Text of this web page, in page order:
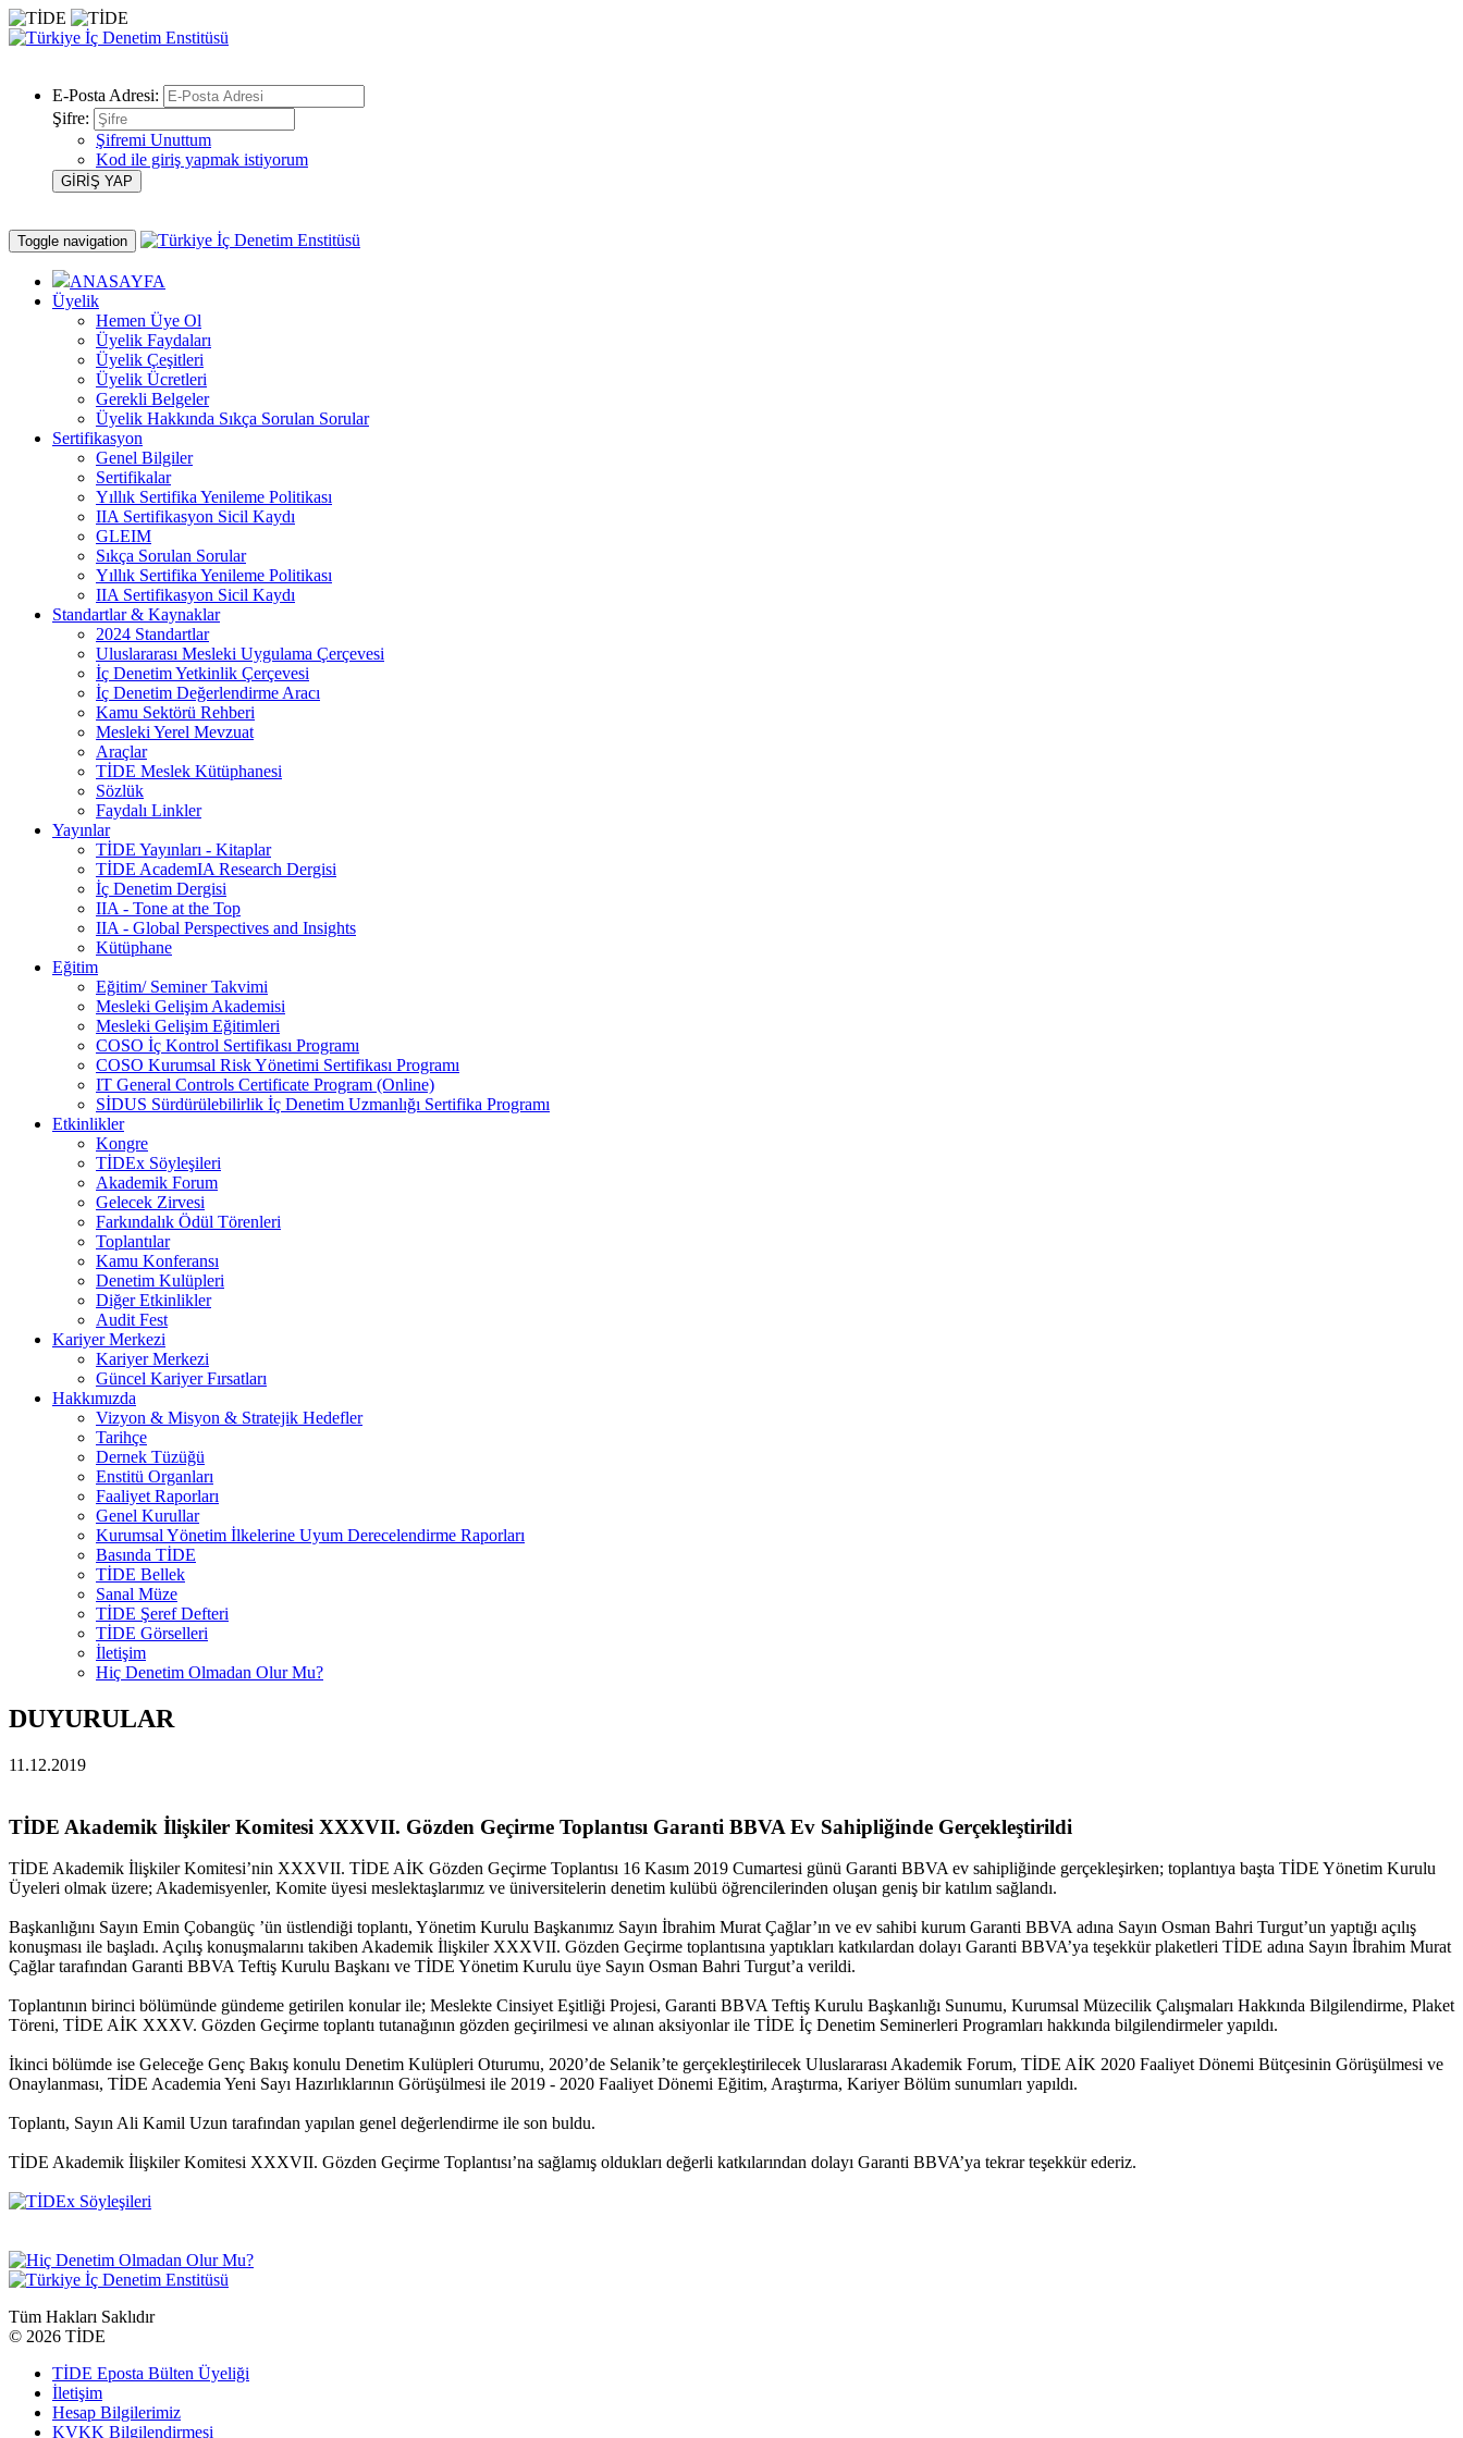
E-Posta Adresi:
Şifre:
Şifremi Unuttum
Kod ile giriş yapmak istiyorum
Toggle navigation
ANASAYFA
Üyelik
Hemen Üye Ol
Üyelik Faydaları
Üyelik Çeşitleri
Üyelik Ücretleri
Gerekli Belgeler
Üyelik Hakkında Sıkça Sorulan Sorular
Sertifikasyon
Genel Bilgiler
Sertifikalar
Yıllık Sertifika Yenileme Politikası
IIA Sertifikasyon Sicil Kaydı
GLEIM
Sıkça Sorulan Sorular
Yıllık Sertifika Yenileme Politikası
IIA Sertifikasyon Sicil Kaydı
Standartlar & Kaynaklar
2024 Standartlar
Uluslararası Mesleki Uygulama Çerçevesi
İç Denetim Yetkinlik Çerçevesi
İç Denetim Değerlendirme Aracı
Kamu Sektörü Rehberi
Mesleki Yerel Mevzuat
Araçlar
TİDE Meslek Kütüphanesi
Sözlük
Faydalı Linkler
Yayınlar
TİDE Yayınları - Kitaplar
TİDE AcademIA Research Dergisi
İç Denetim Dergisi
IIA - Tone at the Top
IIA - Global Perspectives and Insights
Kütüphane
Eğitim
Eğitim/ Seminer Takvimi
Mesleki Gelişim Akademisi
Mesleki Gelişim Eğitimleri
COSO İç Kontrol Sertifikası Programı
COSO Kurumsal Risk Yönetimi Sertifikası Programı
IT General Controls Certificate Program (Online)
SİDUS Sürdürülebilirlik İç Denetim Uzmanlığı Sertifika Programı
Etkinlikler
Kongre
TİDEx Söyleşileri
Akademik Forum
Gelecek Zirvesi
Farkındalık Ödül Törenleri
Toplantılar
Kamu Konferansı
Denetim Kulüpleri
Diğer Etkinlikler
Audit Fest
Kariyer Merkezi
Kariyer Merkezi
Güncel Kariyer Fırsatları
Hakkımızda
Vizyon & Misyon & Stratejik Hedefler
Tarihçe
Dernek Tüzüğü
Enstitü Organları
Faaliyet Raporları
Genel Kurullar
Kurumsal Yönetim İlkelerine Uyum Derecelendirme Raporları
Basında TİDE
TİDE Bellek
Sanal Müze
TİDE Şeref Defteri
TİDE Görselleri
İletişim
Hiç Denetim Olmadan Olur Mu?
DUYURULAR
11.12.2019
TİDE Akademik İlişkiler Komitesi XXXVII. Gözden Geçirme Toplantısı Garanti BBVA Ev Sahipliğinde Gerçekleştirildi
TİDE Akademik İlişkiler Komitesi’nin XXXVII. TİDE AİK Gözden Geçirme Toplantısı 16 Kasım 2019 Cumartesi günü Garanti BBVA ev sahipliğinde gerçekleşirken; toplantıya başta TİDE Yönetim Kurulu
Üyeleri olmak üzere; Akademisyenler, Komite üyesi meslektaşlarımız ve üniversitelerin denetim kulübü öğrencilerinden oluşan geniş bir katılım sağlandı.
Başkanlığını Sayın Emin Çobangüç ’ün üstlendiği toplantı, Yönetim Kurulu Başkanımız Sayın İbrahim Murat Çağlar’ın ve ev sahibi kurum Garanti BBVA adına Sayın Osman Bahri Turgut’un yaptığı açılış
konuşması ile başladı. Açılış konuşmalarını takiben Akademik İlişkiler XXXVII. Gözden Geçirme toplantısına yaptıkları katkılardan dolayı Garanti BBVA’ya teşekkür plaketleri TİDE adına Sayın İbrahim Murat
Çağlar tarafından Garanti BBVA Teftiş Kurulu Başkanı ve TİDE Yönetim Kurulu üye Sayın Osman Bahri Turgut’a verildi.
Toplantının birinci bölümünde gündeme getirilen konular ile; Meslekte Cinsiyet Eşitliği Projesi, Garanti BBVA Teftiş Kurulu Başkanlığı Sunumu, Kurumsal Müzecilik Çalışmaları Hakkında Bilgilendirme, Plaket
Töreni, TİDE AİK XXXV. Gözden Geçirme toplantı tutanağının gözden geçirilmesi ve alınan aksiyonlar ile TİDE İç Denetim Seminerleri Programları hakkında bilgilendirmeler yapıldı.
İkinci bölümde ise Geleceğe Genç Bakış konulu Denetim Kulüpleri Oturumu, 2020’de Selanik’te gerçekleştirilecek Uluslararası Akademik Forum, TİDE AİK 2020 Faaliyet Dönemi Bütçesinin Görüşülmesi ve
Onaylanması, TİDE Academia Yeni Sayı Hazırlıklarının Görüşülmesi ile 2019 - 2020 Faaliyet Dönemi Eğitim, Araştırma, Kariyer Bölüm sunumları yapıldı.
Toplantı, Sayın Ali Kamil Uzun tarafından yapılan genel değerlendirme ile son buldu.
TİDE Akademik İlişkiler Komitesi XXXVII. Gözden Geçirme Toplantısı’na sağlamış oldukları değerli katkılarından dolayı Garanti BBVA’ya tekrar teşekkür ederiz.
Tüm Hakları Saklıdır
© 2026 TİDE
TİDE Eposta Bülten Üyeliği
İletişim
Hesap Bilgilerimiz
KVKK Bilgilendirmesi